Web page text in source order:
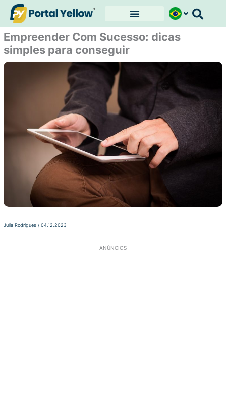
para
o
conteúdo
Empreender Com Sucesso: dicas
simples para conseguir
Julia Rodrigues/04.12.2023
ANÚNCIOS